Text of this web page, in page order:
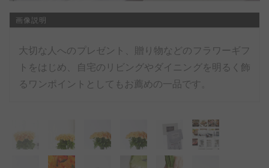
画像説明
大切な人へのプレゼント、贈り物などのフラワーギフ
トをはじめ、自宅のリビングやダイニングを明るく飾
るワンポイントとしてもお薦めの一品です。